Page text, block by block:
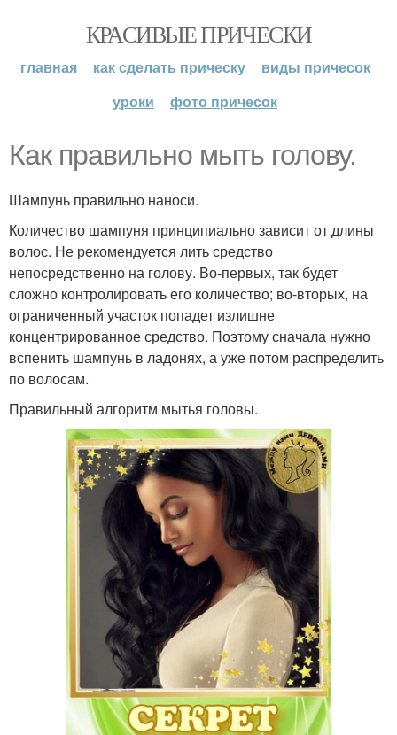
КРАСИВЫЕ ПРИЧЕСКИ
главная как сделать прическу
виды причесок
уроки
фото причесок
Как правильно мыть голову.
Шампунь правильно наноси.
Количество шампуня принципиально зависит от длины
волос. Не рекомендуется лить средство
непосредственно на голову. Во-первых, так будет
сложно контролировать его количество; во-вторых, на
ограниченный участок попадет излишне
концентрированное средство. Поэтому сначала нужно
вспенить шампунь в ладонях, а уже потом распределить
по волосам.
Правильный алгоритм мытья головы.